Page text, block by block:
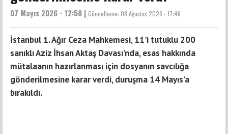
07 Mayıs 2026 - 12:58 | Güncelleme: 08 Ağustos 2026 - 17:46
İstanbul 1. Ağır Ceza Mahkemesi, 11'i tutuklu 200
sanıklı Aziz İhsan Aktaş Davası’nda, esas hakkında
mütalaanın hazırlanması için dosyanın savcılığa
gönderilmesine karar verdi, duruşma 14 Mayıs’a
bırakıldı.